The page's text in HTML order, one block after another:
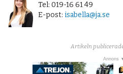
Tel: 019-16 61 49
E-post: isabella@ja.se
Artikeln